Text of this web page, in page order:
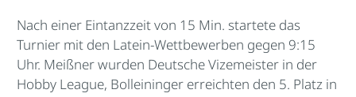
Nach einer Eintanzzeit von 15 Min. startete das
Turnier mit den Latein-Wettbewerben gegen 9:15
Uhr. Meißner wurden Deutsche Vizemeister in der
Hobby League, Bolleininger erreichten den 5. Platz in